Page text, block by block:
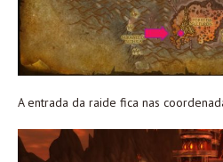
A entrada da raide fica nas